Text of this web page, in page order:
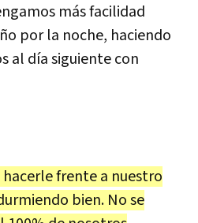
más facilidad
por la noche, haciendo
al día siguiente con
frente a nuestro
bien. No se